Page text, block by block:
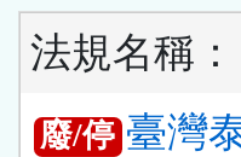
法規名稱：
廢/停 臺灣